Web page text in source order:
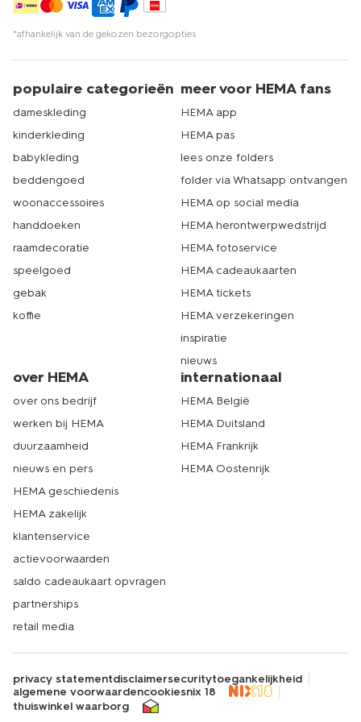
de kortste keren de deur uit met stralende lokken. Echt
*afhankelijk van de gekozen bezorgopties
populaire categorieën
dameskleding
kinderkleding
babykleding
beddengoed
woonaccessoires
handdoeken
raamdecoratie
speelgoed
gebak
koffie
meer voor HEMA fans
HEMA app
HEMA pas
lees onze folders
folder via Whatsapp ontvangen
HEMA op social media
HEMA herontwerpwedstrijd
HEMA fotoservice
HEMA cadeaukaarten
HEMA tickets
HEMA verzekeringen
inspiratie
nieuws
over HEMA
over ons bedrijf
werken bij HEMA
duurzaamheid
nieuws en pers
HEMA geschiedenis
HEMA zakelijk
klantenservice
actievoorwaarden
saldo cadeaukaart opvragen
partnerships
retail media
internationaal
HEMA België
HEMA Duitsland
HEMA Frankrijk
HEMA Oostenrijk
privacy statementdisclaimersecuritytoegankelijkheid
algemene voorwaardencookiesnix 18
thuiswinkel waarborg